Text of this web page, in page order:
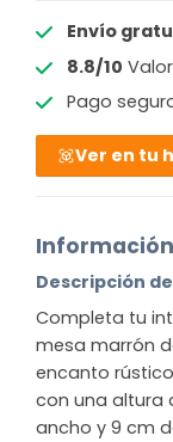
Envío
8.8/10
Pago
Ver en tu
Descripción
Completa tu
mesa marrón
encanto
con una altura
ancho y 9 cm